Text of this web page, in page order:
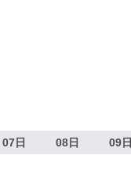
07日 08日 09日